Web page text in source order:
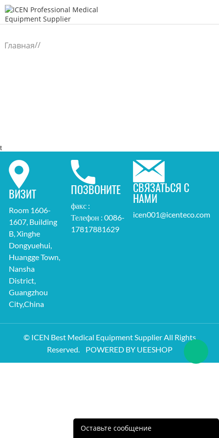
Главная//
t
ВИЗИТ
Room 1606-
1607, Building
B, Xinghe
Dongyuehui,
Huangge Town,
Nansha
District,
Guangzhou
City,China
ПОЗВОНИТЕ
факс :
Телефон : 0086-
17817881629
СВЯЗАТЬСЯ С
НАМИ
icen001@icenteco.com
© ICEN Best Medical Equipment Supplier All Rights
Reserved. POWERED BY UEESHOP
Оставьте сообщение